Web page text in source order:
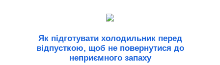
Як підготувати холодильник перед
відпусткою, щоб не повернутися до
неприємного запаху